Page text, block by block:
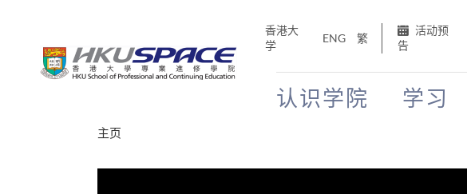
香港大
学
ENG 繁
活动预
告
认识学院 学习
主页